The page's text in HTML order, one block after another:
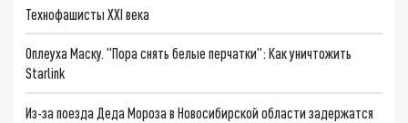
Технофашисты XXI века
Оплеуха Маску. "Пора снять белые перчатки": Как уничтожить
Starlink
Из-за поезда Деда Мороза в Новосибирской области задержатся